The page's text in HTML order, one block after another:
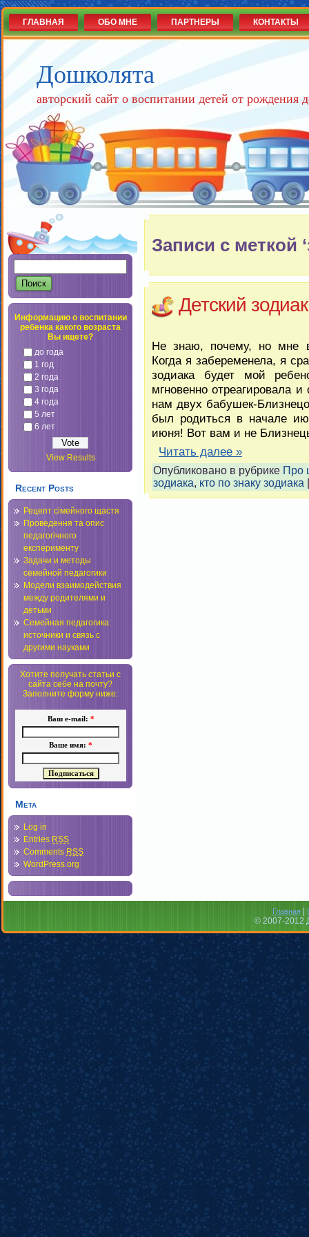
Дошколята
авторский сайт о воспитании детей от рождения
ГЛАВНАЯ ОБО МНЕ ПАРТНЕРЫ КОНТАКТЫ
Информацию о воспитании
ребенка какого возраста
Вы ищете?
до года
1 год
2 года
3 года
4 года
5 лет
6 лет
View Results
Recent Posts
Рецепт сімейного щастя
Проведення та опис
педагогічного
експерименту
Задачи и методы
семейной педагогики
Модели взаимодействия
между родителями и
детьми
Семейная педагогика:
источники и связь с
другими науками
Хотите получать статьи с
сайта себе на почту?
Заполните форму ниже:
Ваш e-mail: *
Ваше имя: *
Мета
Log in
Entries RSS
Comments RSS
WordPress.org
Записи с меткой
Детский
Не знаю, почему, но мне
Когда я забеременела, я
зодиака будет мой
мгновенно отреагировала
нам двух бабушек-
был родиться в начале
июня! Вот вам и не
Читать далее »
Опубликовано в рубрике Про
зодиака, кто по знаку зодиака
Главная|
© 2007-2012